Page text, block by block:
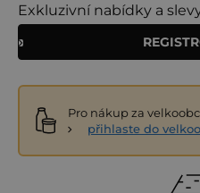
Exkluzivní nabídky a
Pro nákup za
přihlaste do